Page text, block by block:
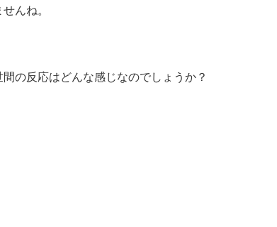
んね。
の反応はどんな感じなのでしょうか？